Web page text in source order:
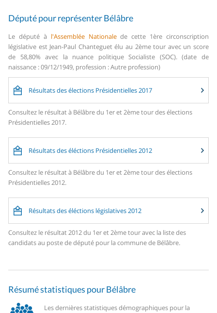
Député pour représenter Bélâbre
Le député à l'Assemblée Nationalede cette 1ère circonscription
législative est Jean-Paul Chanteguet élu au 2ème tour avec un score
de 58,80% avec la nuance politique Socialiste (SOC). (date de
naissance : 09/12/1949, profession : Autre profession)
Résultats des élections Présidentielles 2017
Consultez le résultat à Bélâbre du 1er et 2ème tour des élections
Présidentielles 2017.
Résultats des éléctions Présidentielles 2012
Consultez le résultat à Bélâbre du 1er et 2ème tour des élections
Présidentielles 2012.
Résultats des éléctions législatives 2012
Consultez le résultat 2012 du 1er et 2ème tour avec la liste des
candidats au poste de député pour la commune de Bélâbre.
Résumé statistiques pour Bélâbre
Les dernières statistiques démographiques pour la